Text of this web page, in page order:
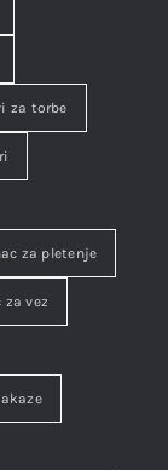
za torbe
za pletenje
za vez